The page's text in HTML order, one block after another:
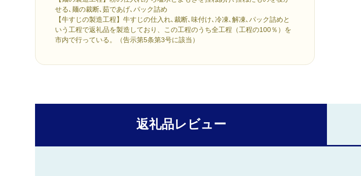
せる､麺の裁断､茹であげ､パック詰め
【牛すじの製造工程】牛すじの仕入れ､裁断､味付け､冷凍､解凍､パック詰めと
いう工程で返礼品を製造しており、この工程のうち全工程（工程の100％）を
市内で行っている。（告示第5条第3号に該当）
返礼品レビュー